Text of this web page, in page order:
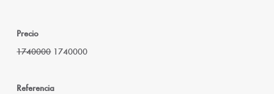
Precio
17400001740000
Referencia